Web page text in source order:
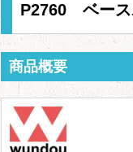
P2760 ベース
商品概要